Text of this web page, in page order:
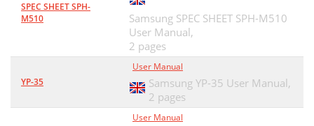
SPEC SHEET SPH-
M510
Samsung SPEC SHEET SPH-M510
User Manual,
2 pages
YP-35
User Manual
Samsung YP-35 User Manual,
2 pages
User Manual